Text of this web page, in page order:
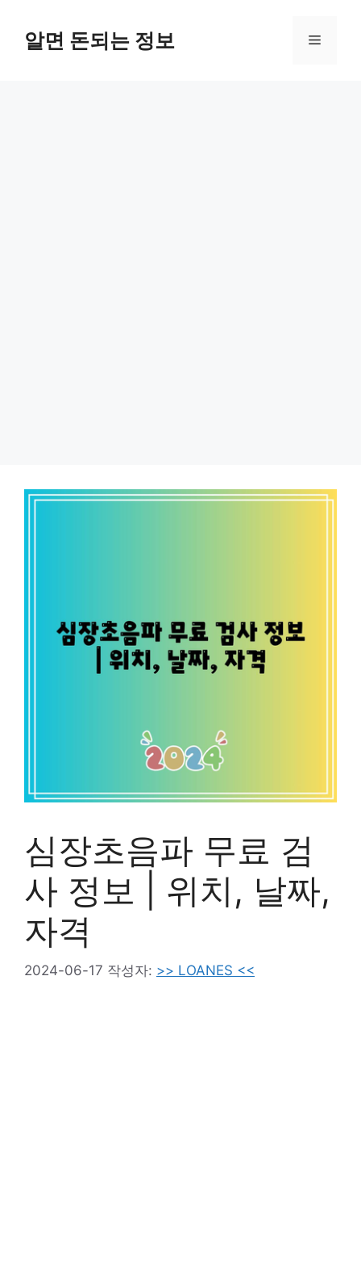
알면 돈되는 정보 메
심장초음파 무료 검
사 정보 | 위치, 날짜,
자격
2024-06-17 작성자: >> LOANES <<